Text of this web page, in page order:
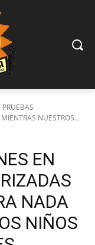
NUESTROS...
EN
NADA
NIÑOS